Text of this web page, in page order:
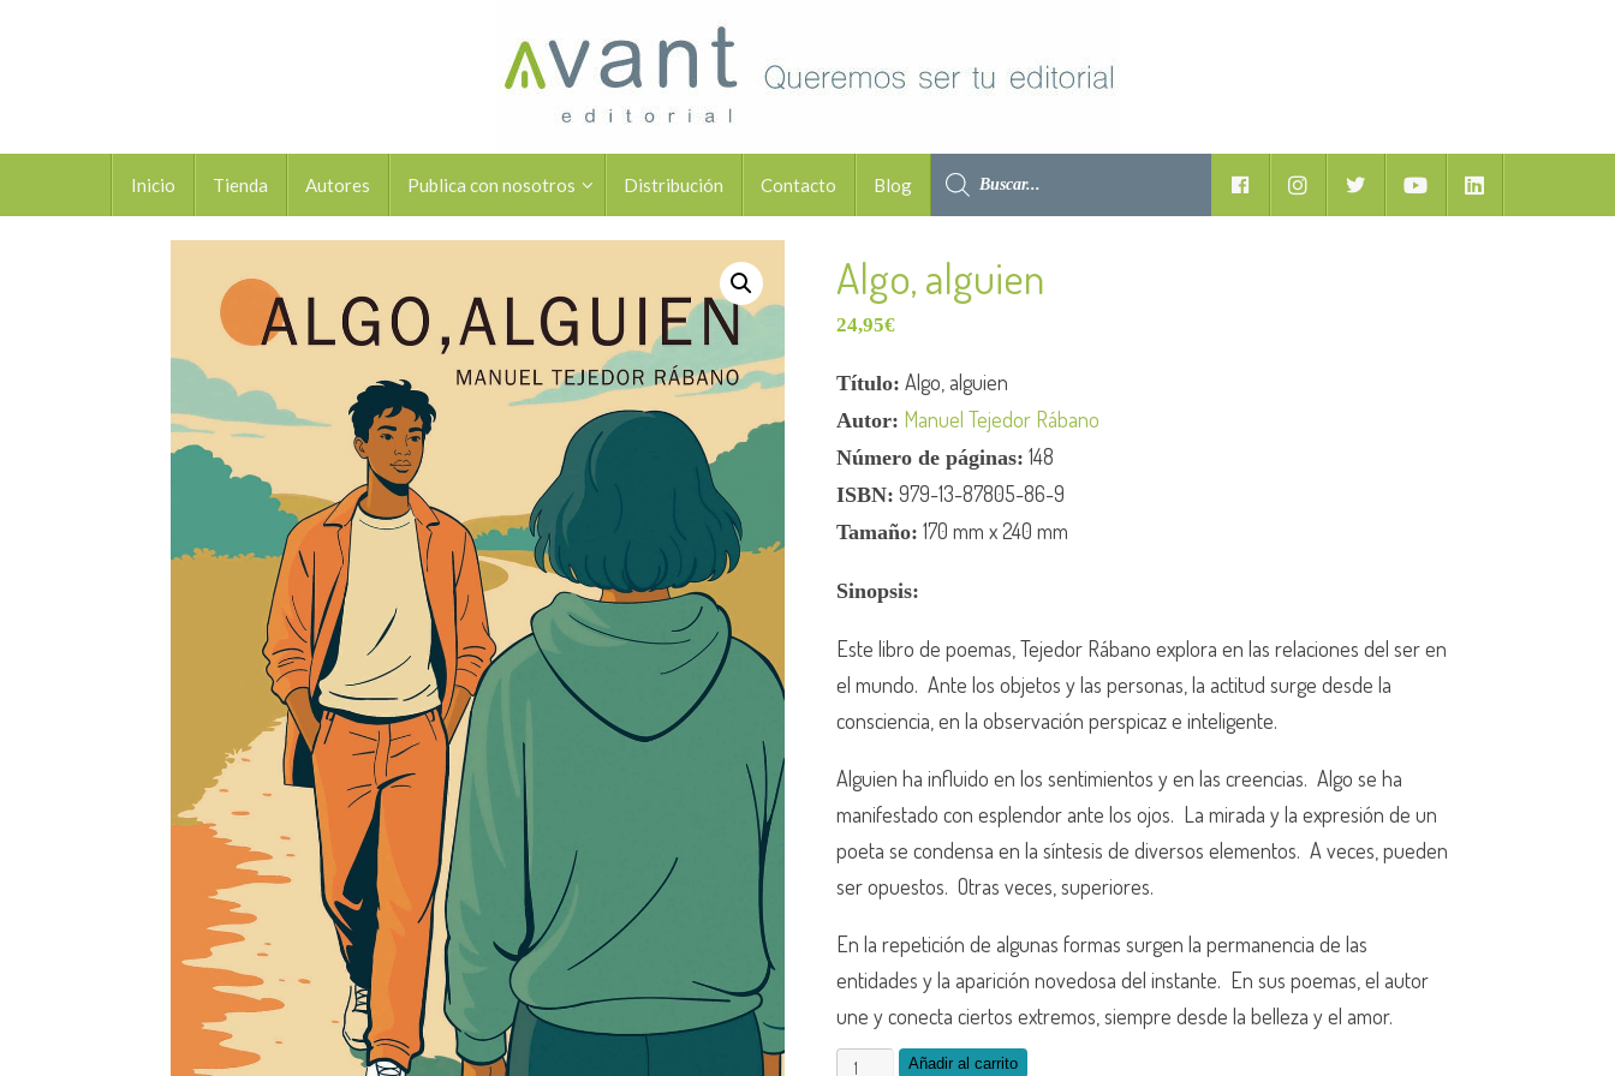
Inicio Tienda Autores Publica con nosotros Distribución Contacto Blog
Facebook YoutubeLinkedIn
Algo, alguien
24,95€
Título: Algo, alguien
Autor: Manuel Tejedor Rábano
Número de páginas: 148
ISBN: 979-13-87805-86-9
Tamaño: 170 mm x 240 mm
Sinopsis:
Este libro de poemas, Tejedor Rábano explora en las relaciones del ser en
el mundo. ​ Ante los objetos y las personas, la actitud surge desde la
consciencia, en la observación perspicaz e inteligente. ​
Alguien ha influido en los sentimientos y en las creencias. ​ Algo se ha
manifestado con esplendor ante los ojos. ​ La mirada y la expresión de un
poeta se condensa en la síntesis de diversos elementos. ​ A veces, pueden
ser opuestos. ​ Otras veces, superiores. ​
En la repetición de algunas formas surgen la permanencia de las
entidades y la aparición novedosa del instante. ​ En sus poemas, el autor
une y conecta ciertos extremos, siempre desde la belleza y el amor. ​
Añadir al carrito